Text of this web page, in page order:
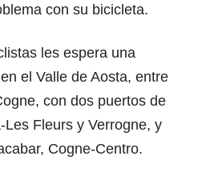
con su bicicleta.
les espera una
el Valle de Aosta, entre
con dos puertos de
Fleurs y Verrogne, y
Cogne-Centro.